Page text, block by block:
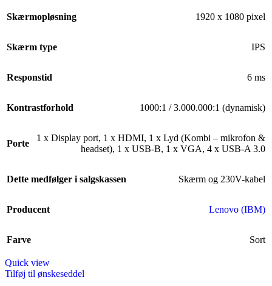
Skærmopløsning 1920 x 1080 pixel
Skærm type IPS
Responstid 6 ms
Kontrastforhold 1000:1 / 3.000.000:1 (dynamisk)
Porte
1 x Display port, 1 x HDMI, 1 x Lyd (Kombi – mikrofon &
headset), 1 x USB-B, 1 x VGA, 4 x USB-A 3.0
Dette medfølger i salgskassen Skærm og 230V-kabel
Producent Lenovo (IBM)
Farve Sort
Quick view
Tilføj til ønskeseddel